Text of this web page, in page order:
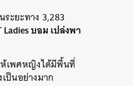
ะยะทาง 3,283
Ladies บอม เปล่งพา
ห้เพศหญิงได้มีพื้นที่
ป็นอย่างมาก